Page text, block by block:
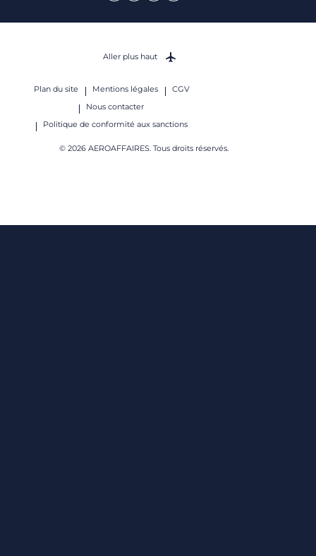
Plan du site Mentions légales
CGV
Nous contacter
Politique de conformité aux sanctions
© 2026 AEROAFFAIRES. Tous droits réservés.
Aller plus haut